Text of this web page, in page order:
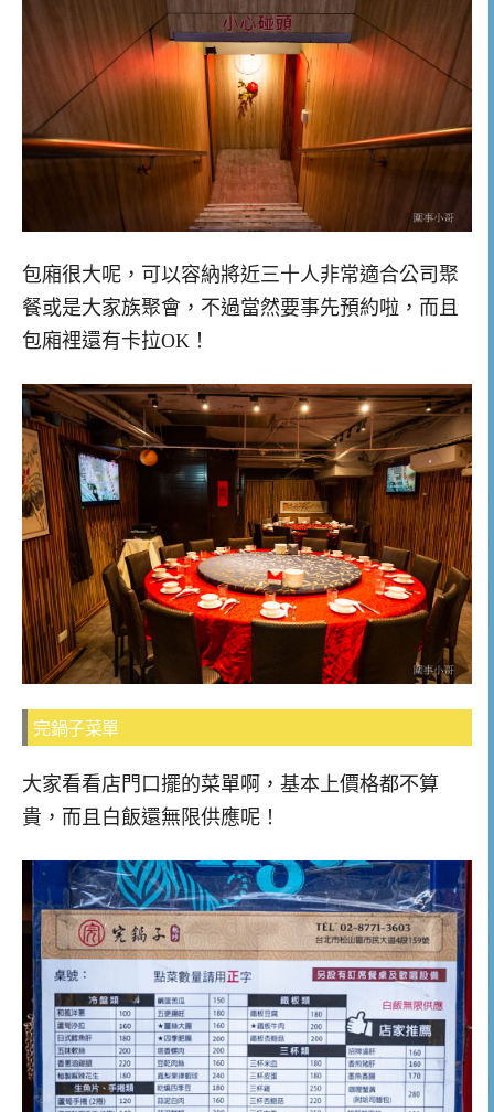
包廂很大呢，可以容納將近三十人非常適合公司聚
餐或是大家族聚會，不過當然要事先預約啦，而且
包廂裡還有卡拉OK！
完鍋子菜單
大家看看店門口擺的菜單啊，基本上價格都不算
貴，而且白飯還無限供應呢！